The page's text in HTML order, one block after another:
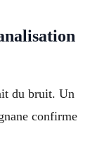
du bruit. Un
confirme